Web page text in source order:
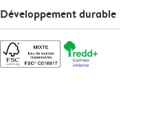
Développement durable